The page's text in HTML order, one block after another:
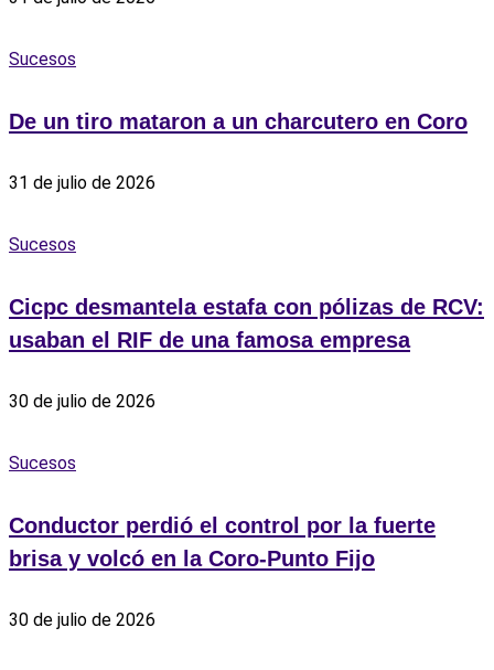
Sucesos
De un tiro mataron a un charcutero en Coro
31 de julio de 2026
Sucesos
Cicpc desmantela estafa con pólizas de RCV:
usaban el RIF de una famosa empresa
30 de julio de 2026
Sucesos
Conductor perdió el control por la fuerte
brisa y volcó en la Coro-Punto Fijo
30 de julio de 2026